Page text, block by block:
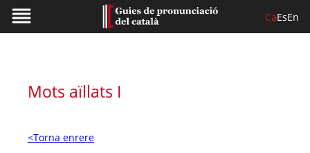
CaEsEn
Mots aïllats I
<Torna enrere